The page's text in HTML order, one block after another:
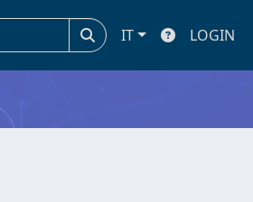
IT LOGIN